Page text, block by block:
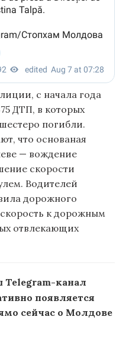
с начала года
ДТП, в которых
погибли.
что основаная
— вождение
скорости
Водителей
дорожного
к дорожным
отвлекающих
Telegram-канал
появляется
сейчас о Молдове